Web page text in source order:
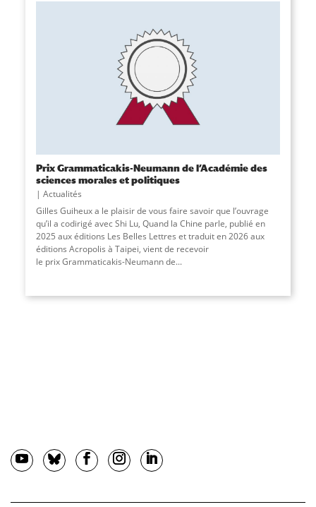
Prix Grammaticakis-Neumann de l’Académie des
sciences morales et politiques
Actualités
Gilles Guiheux a le plaisir de vous faire savoir que l’ouvrage
qu’il a codirigé avec Shi Lu, Quand la Chine parle, publié en
2025 aux éditions Les Belles Lettres et traduit en 2026 aux
éditions Acropolis à Taipei, vient de recevoir
le prix Grammaticakis-Neumann de...